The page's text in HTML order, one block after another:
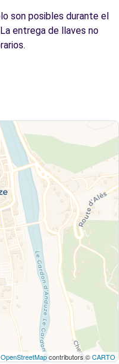
son posibles durante el
entrega de llaves no
OpenStreetMapcontributors ©CARTO